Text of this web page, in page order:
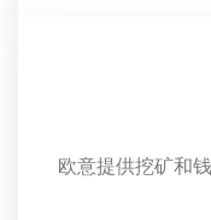
欧意提供挖矿和